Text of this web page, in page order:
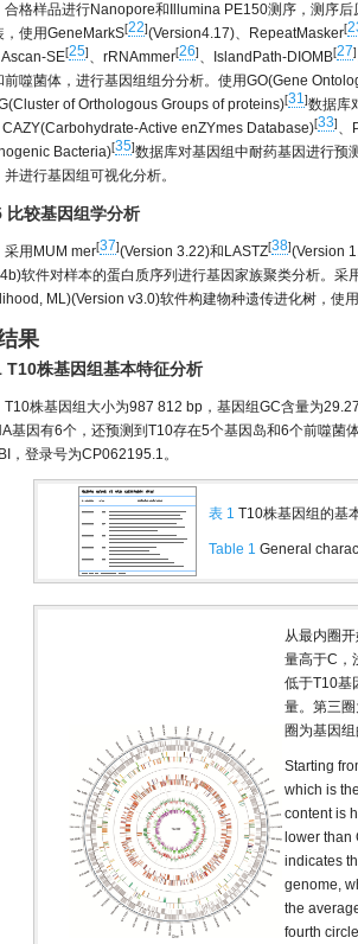
合格样品进行Nanopore和Illumina PE150测序，测序
，使用GeneMarkS[22](Version4.17)、RepeatMasker[
SE[25]、rRNAmmer[26]、IslandPath-DIOMB[27]
前噬菌体，进行基因组组分分析。使用GO(Gene
of Orthologous Groups of proteins)[31]数据库
CAZY(Carbohydrate-Active enZYmes Database)[33]、
Bacteria)[35]数据库对基因组中耐药基因进行预
并进行基因组可视化分析。
比较基因组学分析
采用MUM mer[37](Version 3.22)和LASTZ[38](Version
软件对样本的蛋白质序列进行基因家族聚类分析。
ML)(Version v3.0)软件构建物种遗传进化树，使
果
T10株基因组基本特征分析
T10株基因组大小为987 812 bp，基因组GC含量为
基因有6个，还预测到T10存在5个基因岛和6个前噬菌
，登录号为CP062195.1。
表 1 T10株基因组的基
Table 1 General
从最内圈
量高于C，
低于T10基
量。第三
圈为基因组
Starting
which is
content is
lower than
indicates
genome,
the
fourth